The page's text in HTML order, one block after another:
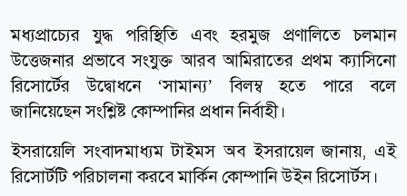
মধ্যপ্রাচ্যের যুদ্ধ পরিস্থিতি এবং হরমুজ প্রণালিতে চলমান
উত্তেজনার প্রভাবে সংযুক্ত আরব আমিরাতের প্রথম ক্যাসিনো
রিসোর্টের উদ্বোধনে ‘সামান্য’ বিলম্ব হতে পারে বলে
জানিয়েছেন সংশ্লিষ্ট কোম্পানির প্রধান নির্বাহী।
ইসরায়েলি সংবাদমাধ্যম টাইমস অব ইসরায়েল জানায়, এই
রিসোর্টটি পরিচালনা করবে মার্কিন কোম্পানি উইন রিসোর্টস।